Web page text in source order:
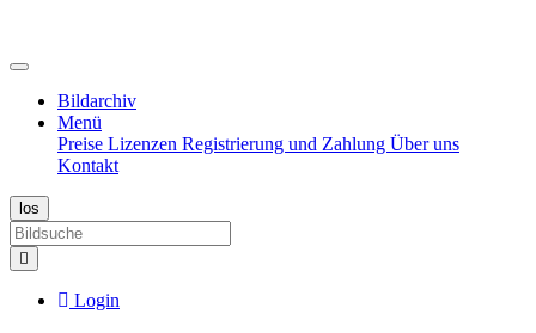
Bildarchiv
Menü
Preise Lizenzen Registrierung und Zahlung Über uns
Kontakt
Login